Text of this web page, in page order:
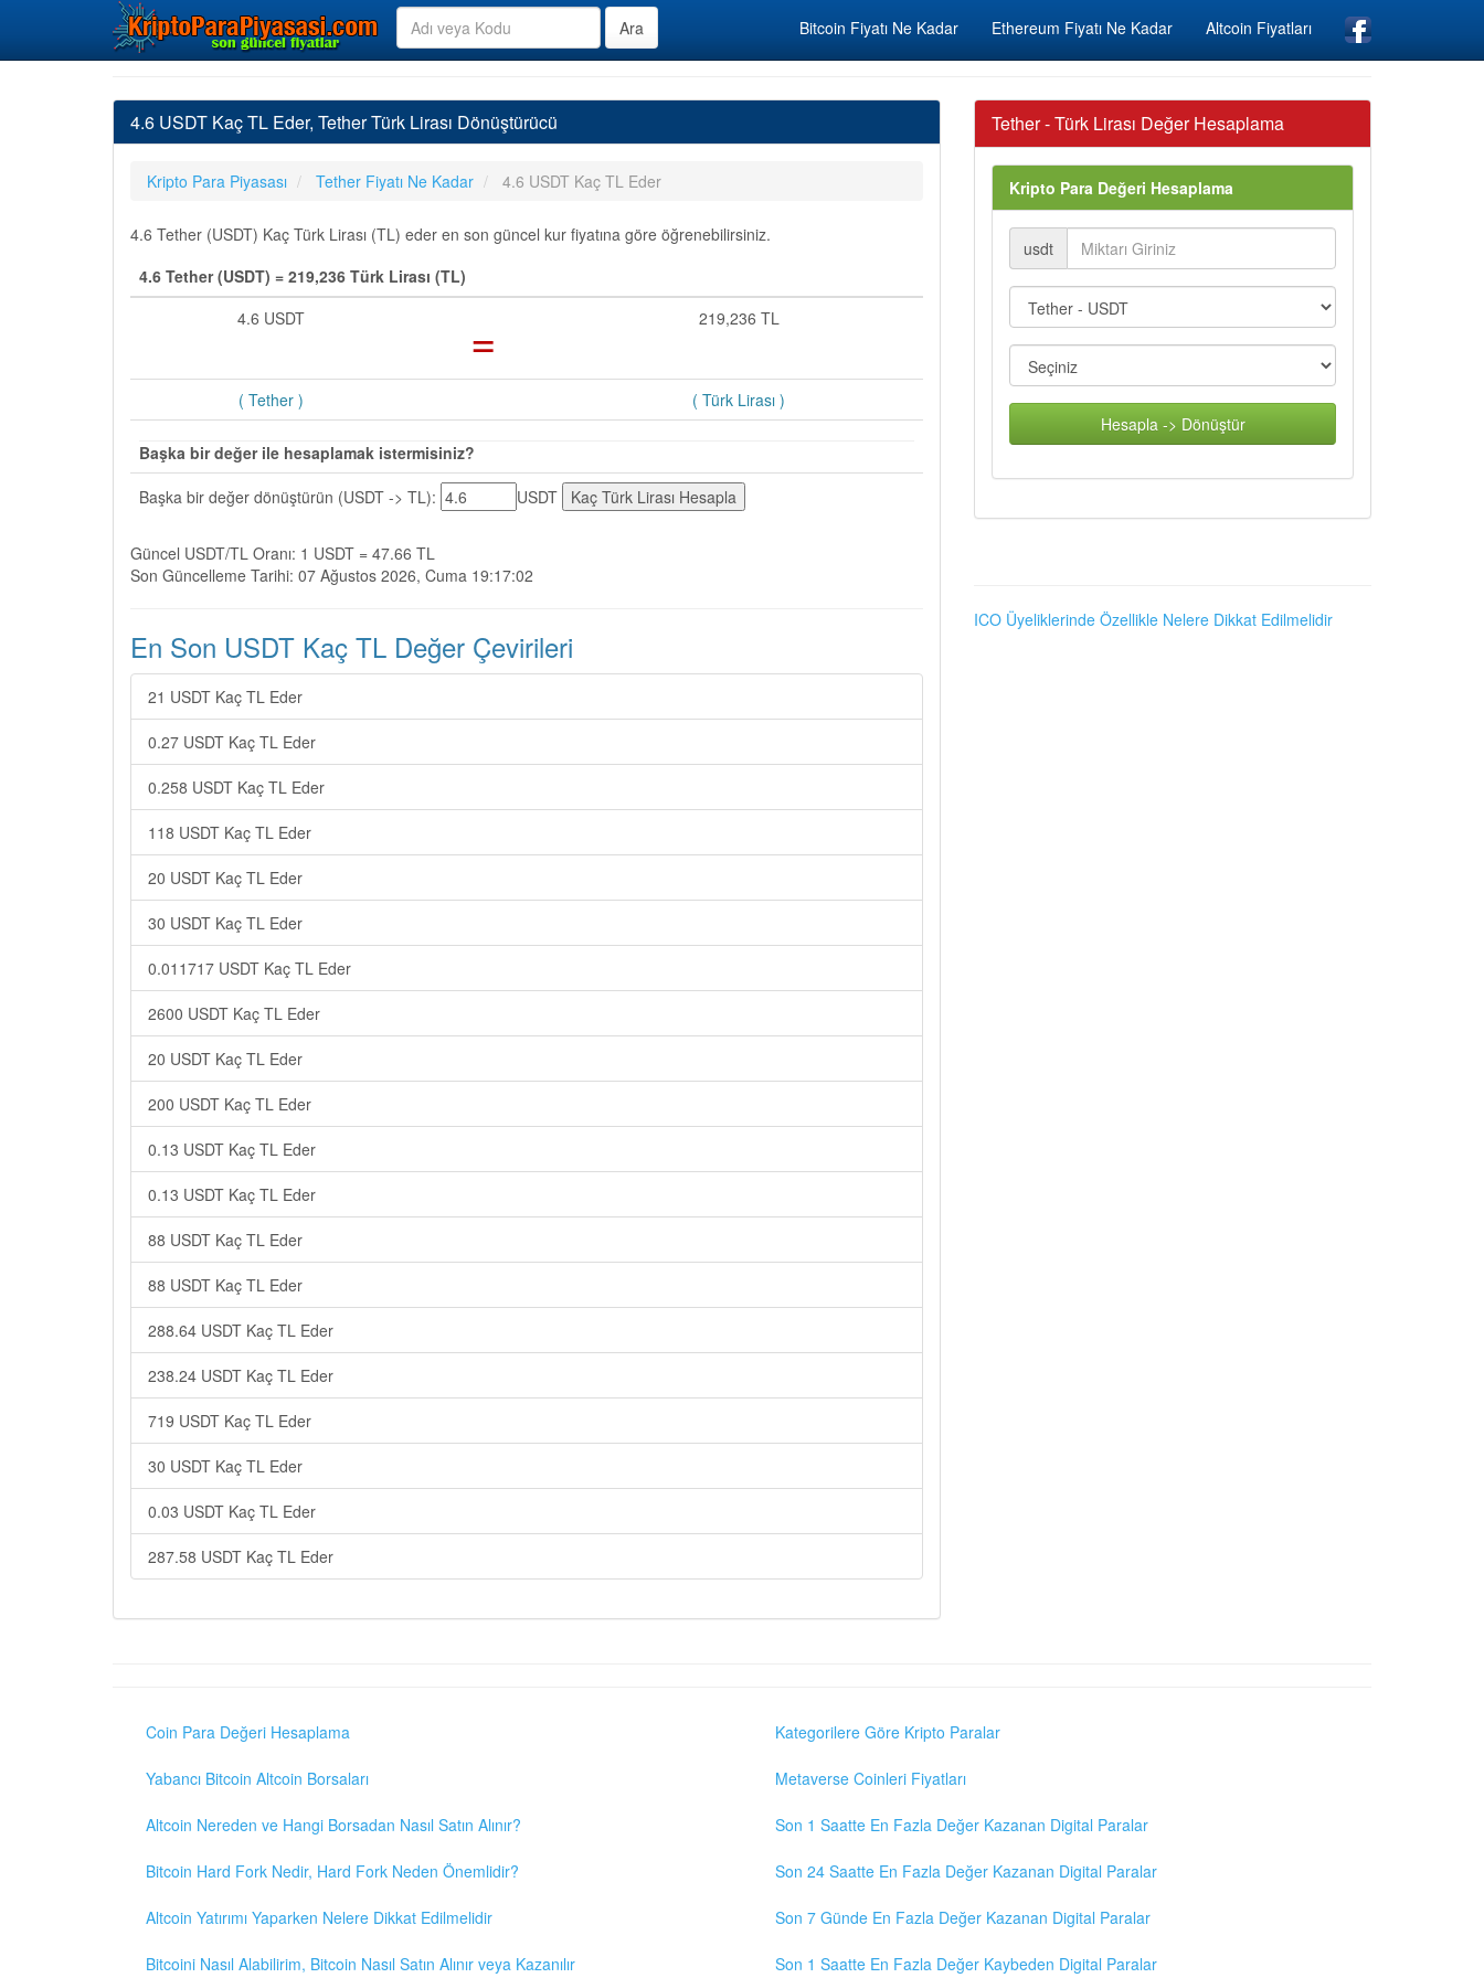
Bitcoin Fiyatı Ne Kadar Ethereum Fiyatı Ne Kadar Altcoin Fiyatları
4.6 USDT Kaç TL Eder, Tether Türk Lirası Dönüştürücü
Kripto Para Piyasası Tether Fiyatı Ne Kadar 4.6 USDT Kaç TL Eder
4.6 Tether (USDT) Kaç Türk Lirası (TL) eder en son güncel kur fiyatına göre öğrenebilirsiniz.
4.6 Tether (USDT) = 219,236 Türk Lirası (TL)
4.6 USDT
= 219,236 TL
( Tether ) ( Türk Lirası )
Başka bir değer ile hesaplamak istermisiniz?
Başka bir değer dönüştürün (USDT -> TL):
USDT
Güncel USDT/TL Oranı: 1 USDT = 47.66 TL
Son Güncelleme Tarihi: 07 Ağustos 2026, Cuma 19:17:02
En Son USDT Kaç TL Değer Çevirileri
21 USDT Kaç TL Eder
0.27 USDT Kaç TL Eder
0.258 USDT Kaç TL Eder
118 USDT Kaç TL Eder
20 USDT Kaç TL Eder
30 USDT Kaç TL Eder
0.011717 USDT Kaç TL Eder
2600 USDT Kaç TL Eder
20 USDT Kaç TL Eder
200 USDT Kaç TL Eder
0.13 USDT Kaç TL Eder
0.13 USDT Kaç TL Eder
88 USDT Kaç TL Eder
88 USDT Kaç TL Eder
288.64 USDT Kaç TL Eder
238.24 USDT Kaç TL Eder
719 USDT Kaç TL Eder
30 USDT Kaç TL Eder
0.03 USDT Kaç TL Eder
287.58 USDT Kaç TL Eder
Tether - Türk Lirası Değer Hesaplama
Kripto Para Değeri Hesaplama
usdt
Hesapla -> Dönüştür
ICO Üyeliklerinde Özellikle Nelere Dikkat Edilmelidir
Coin Para Değeri Hesaplama
Yabancı Bitcoin Altcoin Borsaları
Altcoin Nereden ve Hangi Borsadan Nasıl Satın Alınır?
Bitcoin Hard Fork Nedir, Hard Fork Neden Önemlidir?
Altcoin Yatırımı Yaparken Nelere Dikkat Edilmelidir
Bitcoini Nasıl Alabilirim, Bitcoin Nasıl Satın Alınır veya Kazanılır
Kategorilere Göre Kripto Paralar
Metaverse Coinleri Fiyatları
Son 1 Saatte En Fazla Değer Kazanan Digital Paralar
Son 24 Saatte En Fazla Değer Kazanan Digital Paralar
Son 7 Günde En Fazla Değer Kazanan Digital Paralar
Son 1 Saatte En Fazla Değer Kaybeden Digital Paralar